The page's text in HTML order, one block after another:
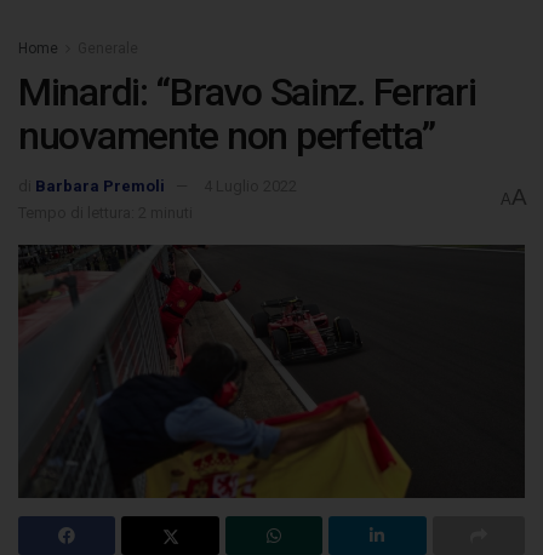
Home
Minardi: “Bravo Sainz. Ferrari
nuovamente non perfetta”
Barbara Premoli
AA